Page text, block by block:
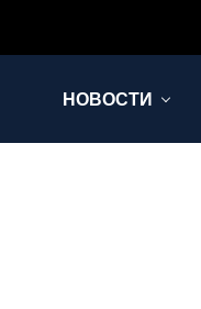
НОВОСТИ